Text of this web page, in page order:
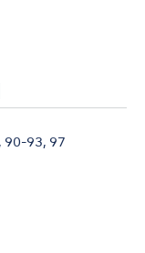
90-93, 97